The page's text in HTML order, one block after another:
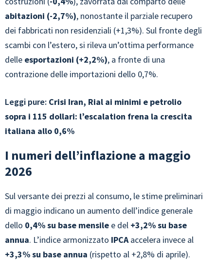
abitazioni (-2,7%), nonostante il parziale recupero
dei fabbricati non residenziali (+1,3%). Sul fronte degli
scambi con l’estero, si rileva un’ottima performance
delle esportazioni (+2,2%), a fronte di una
contrazione delle importazioni dello 0,7%.
Leggi pure: Crisi Iran, Rial ai minimi e petrolio
sopra i 115 dollari: l’escalation frena la crescita
italiana allo 0,6%
I numeri dell’inflazione a maggio
2026
Sul versante dei prezzi al consumo, le stime preliminari
di maggio indicano un aumento dell’indice generale
dello 0,4% su base mensile e del +3,2% su base
annua. L’indice armonizzato IPCAaccelera invece al
+3,3% su base annua (rispetto al +2,8% di aprile).